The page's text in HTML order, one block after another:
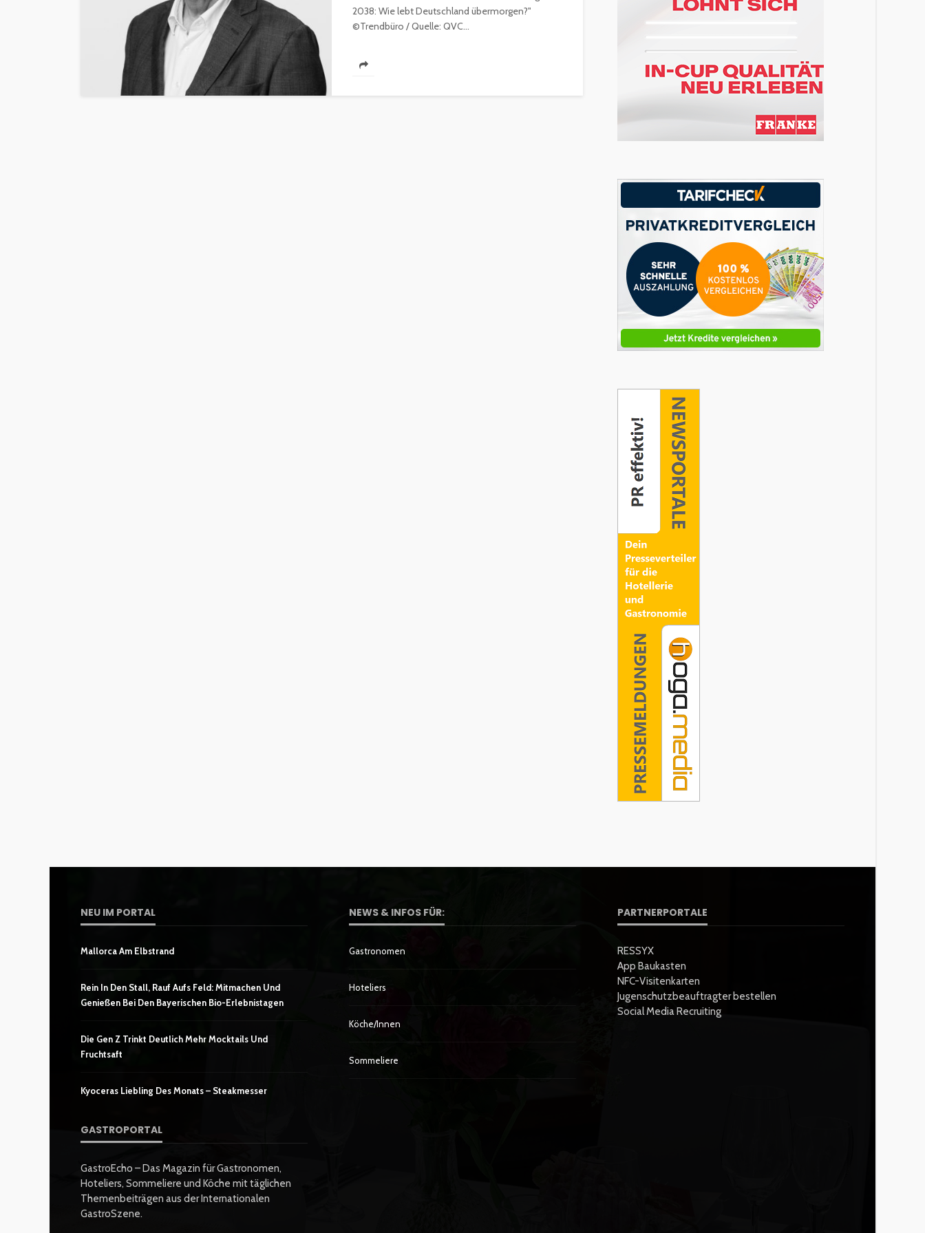
2038: Wie lebt Deutschland übermorgen?"
©Trendbüro / Quelle: QVC...
NEU IM PORTAL
Mallorca Am Elbstrand
Rein In Den Stall, Rauf Aufs Feld: Mitmachen Und
Genießen Bei Den Bayerischen Bio-Erlebnistagen
Die Gen Z Trinkt Deutlich Mehr Mocktails Und
Fruchtsaft
Kyoceras Liebling Des Monats – Steakmesser
GASTROPORTAL
GastroEcho – Das Magazin für Gastronomen,
Hoteliers, Sommeliere und Köche mit täglichen
Themenbeiträgen aus der Internationalen
GastroSzene.
NEWS & INFOS FÜR:
Gastronomen
Hoteliers
Köche/innen
Sommeliere
PARTNERPORTALE
RESSYX
App Baukasten
NFC-Visitenkarten
Jugenschutzbeauftragter bestellen
Social Media Recruiting